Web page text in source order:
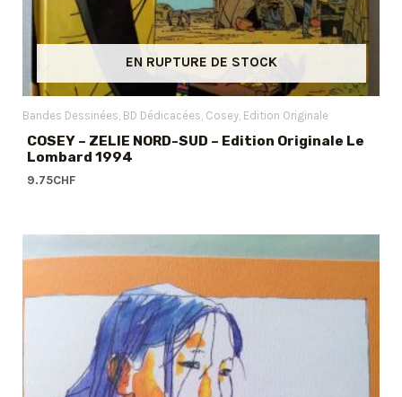
EN RUPTURE DE STOCK
Bandes Dessinées BD Dédicacées Cosey Edition Originale
COSEY – ZELIE NORD-SUD – Edition Originale Le
Lombard 1994
9.75CHF